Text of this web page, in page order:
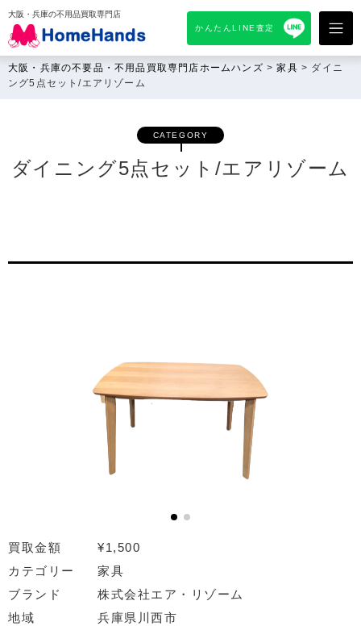
大阪・兵庫の不用品買取専門店
かんたんLINE査定
大阪・兵庫の不要品・不用品買取専門店ホームハンズ >家具 > ダイニ
ング5点セット/エアリゾーム
CATEGORY
ダイニング5点セット/エアリゾーム
買取金額
¥1,500
カテゴリー
家具
ブランド
株式会社エア・リゾーム
地域
兵庫県川西市